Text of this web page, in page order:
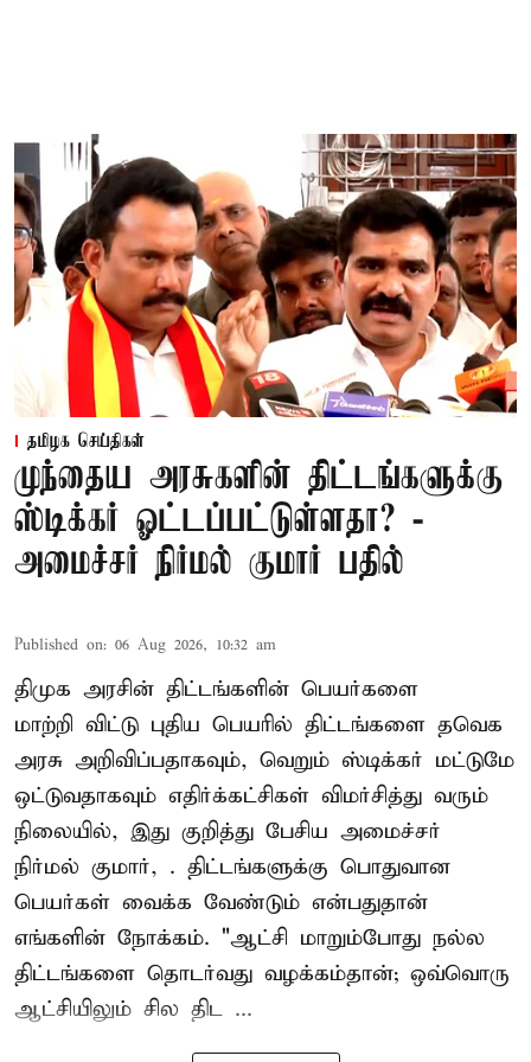
தமிழக செய்திகள்
முந்தைய அரசுகளின் திட்டங்களுக்கு
ஸ்டிக்கர் ஓட்டப்பட்டுள்ளதா? -
அமைச்சர் நிர்மல் குமார் பதில்
Published on: 06 Aug 2026, 10:32 am
திமுக அரசின் திட்டங்களின் பெயர்களை
மாற்றி விட்டு புதிய பெயரில் திட்டங்களை தவெக
அரசு அறிவிப்பதாகவும், வெறும் ஸ்டிக்கர் மட்டுமே
ஒட்டுவதாகவும் எதிர்க்கட்சிகள் விமர்சித்து வரும்
நிலையில், இது குறித்து பேசிய அமைச்சர்
நிர்மல் குமார், . திட்டங்களுக்கு பொதுவான
பெயர்கள் வைக்க வேண்டும் என்பதுதான்
எங்களின் நோக்கம். "ஆட்சி மாறும்போது நல்ல
திட்டங்களை தொடர்வது வழக்கம்தான்; ஒவ்வொரு
ஆட்சியிலும் சில திட ...